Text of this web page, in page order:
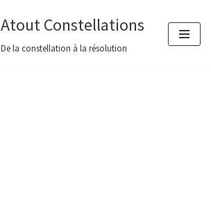
Atout Constellations
De la constellation à la résolution